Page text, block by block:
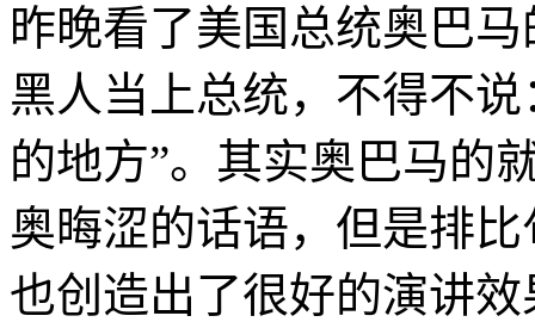
昨晚看了美国总统奥巴
黑人当上总统，不得不
的地方”。其实奥巴马的
奥晦涩的话语，但是排
也创造出了很好的演讲